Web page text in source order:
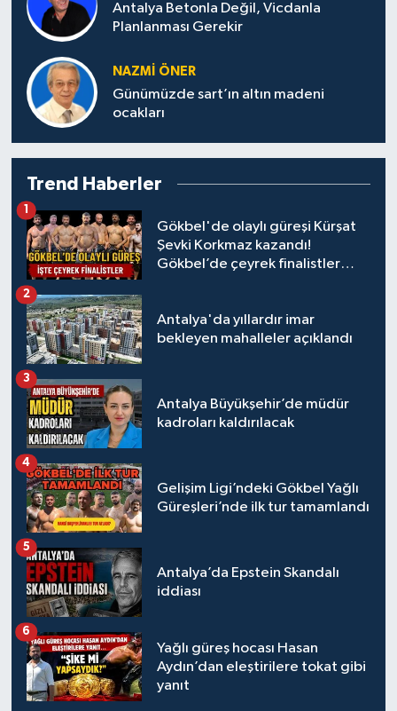
Antalya Betonla Değil, Vicdanla
Planlanması Gerekir
NAZMI ÖNER
Günümüzde sart’ın altın madeni
ocakları
Trend Haberler
Gökbel'de olaylı güreşi Kürşat
Şevki Korkmaz kazandı!
Gökbel’de çeyrek finalistler
1
Antalya'da yıllardır imar
bekleyen mahalleler açıklandı
2
Antalya Büyükşehir’de müdür
kadroları kaldırılacak
3
Gelişim Ligi’ndeki Gökbel Yağlı
Güreşleri’nde ilk tur tamamlandı
4
Antalya’da Epstein Skandalı
iddiası
5
Yağlı güreş hocası Hasan
Aydın’dan eleştirilere tokat gibi
yanıt
6